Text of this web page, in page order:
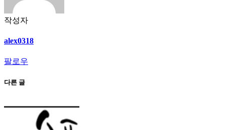
작성자
alex0318
팔로우
다른 글